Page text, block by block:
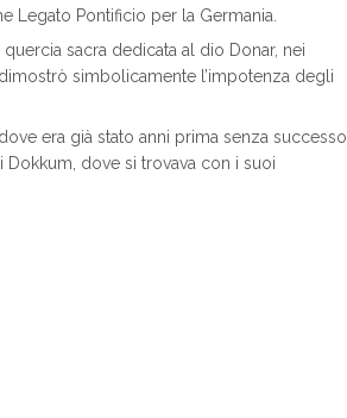
Legato Pontificio per la Germania.
sacra dedicata al dio Donar, nei
simbolicamente l’impotenza degli
era già stato anni prima senza successo.
dove si trovava con i suoi